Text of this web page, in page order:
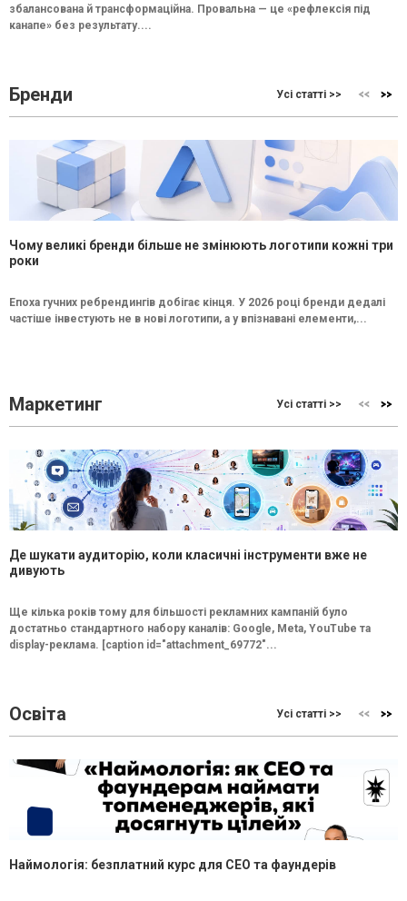
збалансована й трансформаційна. Провальна — це «рефлексія під
канапе» без результату....
Бренди Усі статті >>
Чому великі бренди більше не змінюють логотипи кожні три
роки
Епоха гучних ребрендингів добігає кінця. У 2026 році бренди дедалі
частіше інвестують не в нові логотипи, а у впізнавані елементи,...
Маркетинг Усі статті >>
Де шукати аудиторію, коли класичні інструменти вже не
дивують
Ще кілька років тому для більшості рекламних кампаній було
достатньо стандартного набору каналів: Google, Meta, YouTube та
display-реклама. [caption id="attachment_69772"...
Освіта Усі статті >>
Наймологія: безплатний курс для CEO та фаундерів